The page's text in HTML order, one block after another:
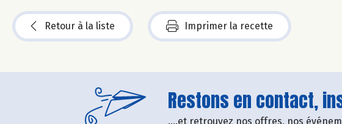
Retour à la liste Imprimer la recette
Restons en contact,
....et retrouvez nos offres, nos